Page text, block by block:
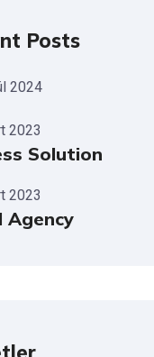
Posts
2024
2023
Solution
2023
Agency